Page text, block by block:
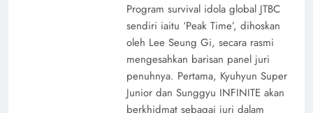
Program survival idola global JTBC
sendiri iaitu ‘Peak Time’, dihoskan
oleh Lee Seung Gi, secara rasmi
mengesahkan barisan panel juri
penuhnya. Pertama, Kyuhyun Super
Junior dan Sunggyu INFINITE akan
berkhidmat sebagai juri dalam